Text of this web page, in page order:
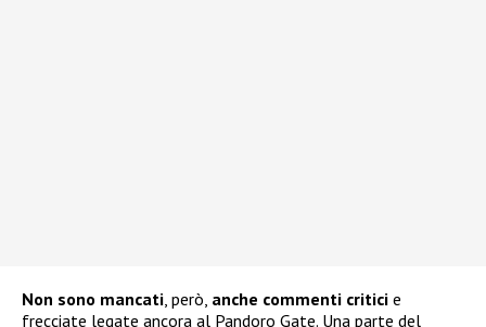
Non sono mancati , però, anche commenti critici e
frecciate legate ancora al Pandoro Gate. Una parte del